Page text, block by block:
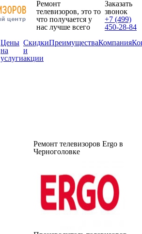
Ремонт
телевизоров, это то
что получается у
нас лучше всего
Заказать
звонок
+7 (499)
450-28-84
Цены
на
услуги
Скидки
и
акции
ПреимуществаКомпания
Ремонт телевизоров Ergo в
Черноголовке